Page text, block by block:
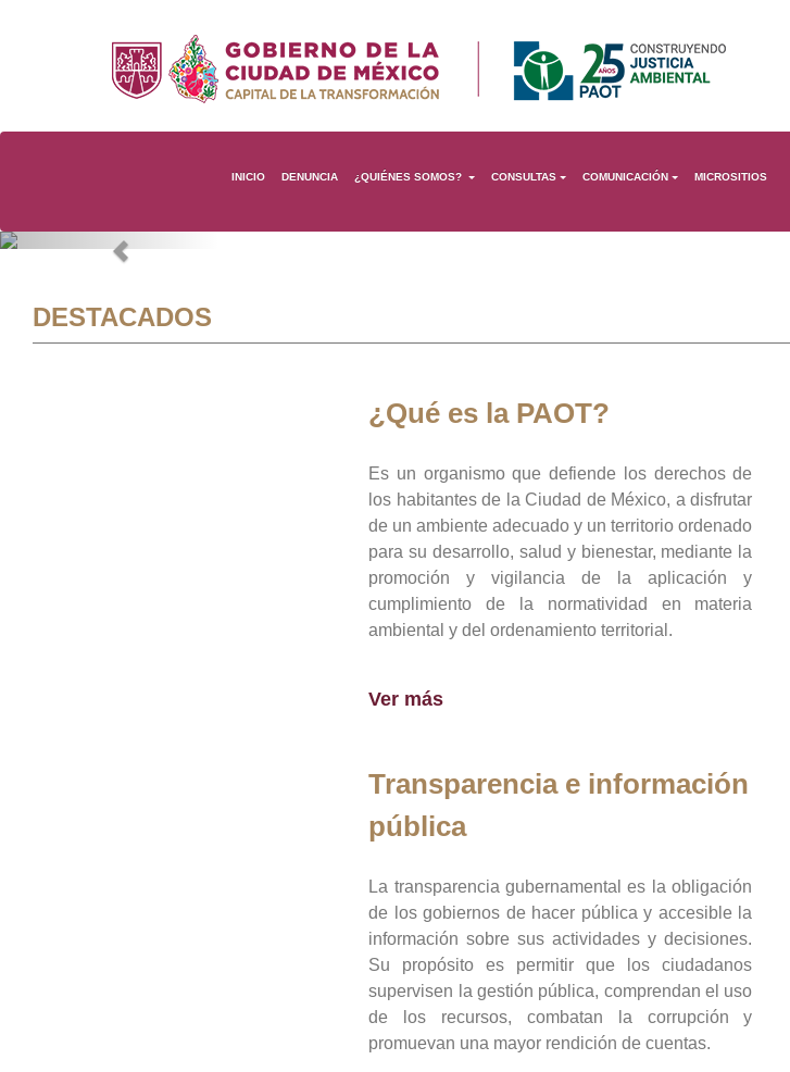
INICIO DENUNCIA ¿QUIÉNES SOMOS? CONSULTAS COMUNICACIÓN MICROSITIOS
Previous
DESTACADOS
¿Qué es la PAOT?
Es un organismo que defiende los derechos de
los habitantes de la Ciudad de México, a disfrutar
de un ambiente adecuado y un territorio ordenado
para su desarrollo, salud y bienestar, mediante la
promoción y vigilancia de la aplicación y
cumplimiento de la normatividad en materia
ambiental y del ordenamiento territorial.
Ver más
Transparencia e información
pública
La transparencia gubernamental es la obligación
de los gobiernos de hacer pública y accesible la
información sobre sus actividades y decisiones.
Su propósito es permitir que los ciudadanos
supervisen la gestión pública, comprendan el uso
de los recursos, combatan la corrupción y
promuevan una mayor rendición de cuentas.